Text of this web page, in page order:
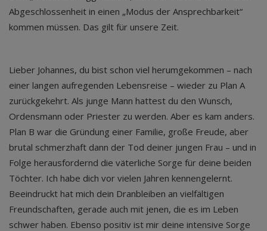
Abgeschlossenheit in einen „Modus der Ansprechbarkeit“
kommen müssen. Das gilt für unsere Zeit.
Lieber Johannes, du bist schon viel herumgekommen – nach
einer langen aufregenden Lebensreise – wieder zu Plan A
zurückgekehrt. Als junge Mann hattest du den Wunsch,
Ordensmann oder Priester zu werden. Aber es kam anders.
Plan B war die Gründung einer Familie, große Freude, aber
brutal schmerzhaft dann der Tod deiner jungen Frau – und in
Folge herausfordernd die väterliche Sorge für deine beiden
Töchter. Ich habe dich vor vielen Jahren kennengelernt.
Beeindruckt hat mich dein Dranbleiben an vielfältigen
Freundschaften, gerade auch mit jenen, die es im Leben
schwer haben. Ebenso positiv ist mir deine intensive Sorge